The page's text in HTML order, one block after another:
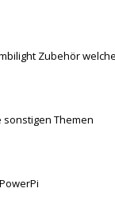
Zubehör
Themen